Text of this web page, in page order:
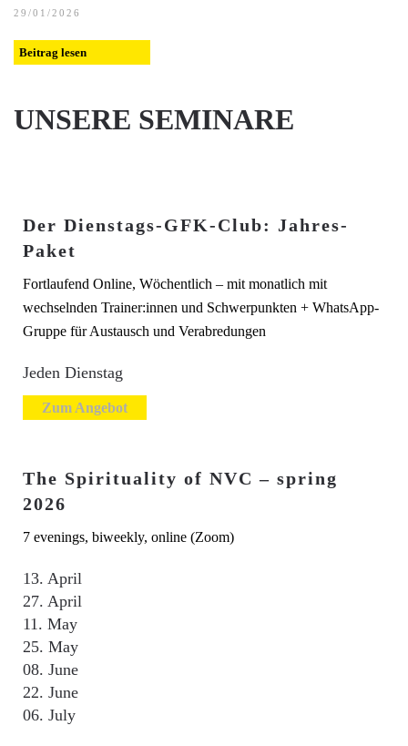
29/01/2026
Beitrag lesen
UNSERE SEMINARE
Der Dienstags-GFK-Club: Jahres-
Paket
Fortlaufend Online, Wöchentlich – mit monatlich mit
wechselnden Trainer:innen und Schwerpunkten + WhatsApp-
Gruppe für Austausch und Verabredungen
Jeden Dienstag
Zum Angebot
The Spirituality of NVC – spring
2026
7 evenings, biweekly, online (Zoom)
13. April
27. April
11. May
25. May
08. June
22. June
06. July